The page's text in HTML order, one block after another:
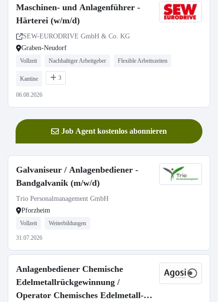
Maschinen- und Anlagenführer -
Härterei (w/m/d)
SEW-EURODRIVE GmbH & Co. KG
Graben-Neudorf
Vollzeit Nachhaltiger Arbeitgeber Flexible Arbeitszeiten
Kantine 3
06.08.2026
Job Agent kostenlos abonnieren
Galvaniseur / Anlagenbediener -
Bandgalvanik (m/w/d)
Trio Personalmanagement GmbH
Pforzheim
Vollzeit Weiterbildungen
31.07.2026
Anlagenbediener Chemische
Edelmetallrückgewinnung /
Operator Chemisches Edelmetall-